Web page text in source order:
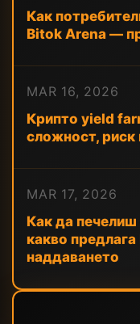
Как
Bitok Arena —
MAR 16, 2026
Крипто yield
сложност, риск
MAR 17, 2026
Как да
какво
наддаването